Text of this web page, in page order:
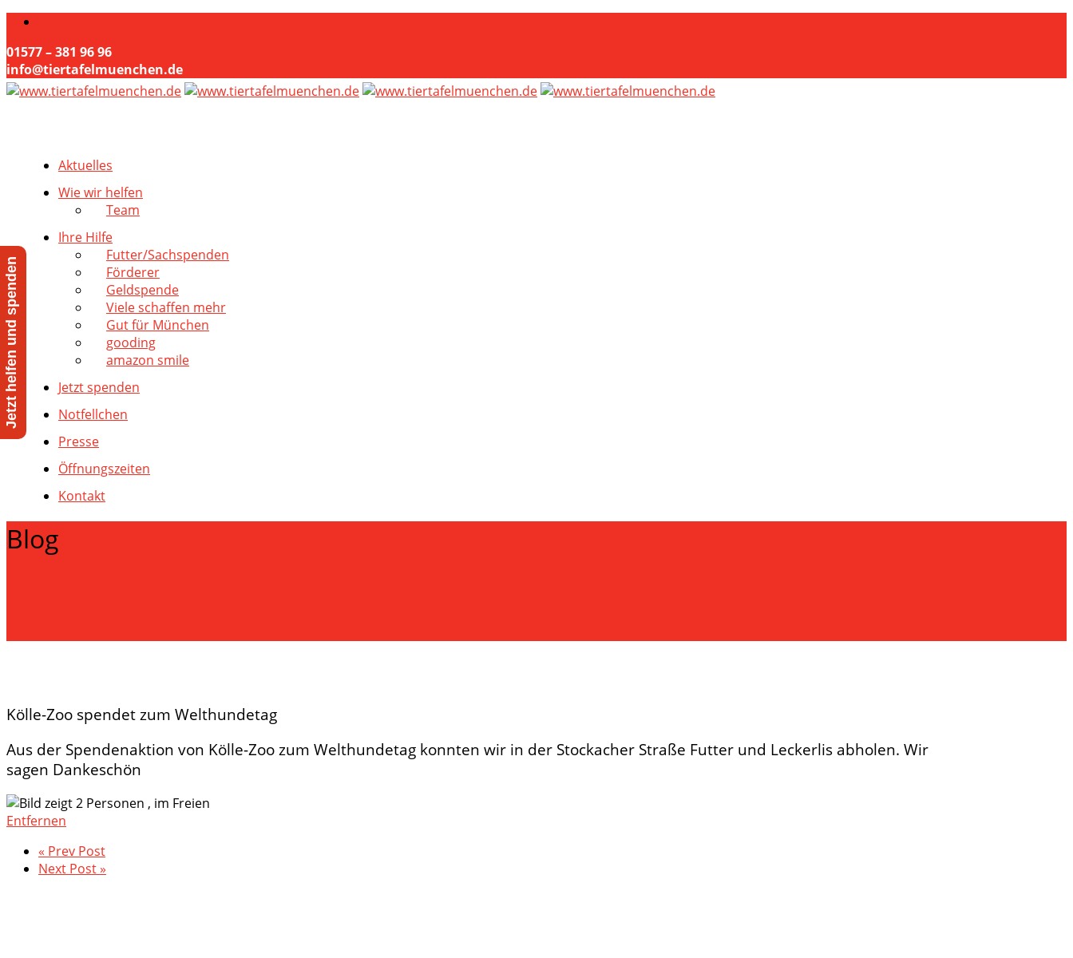
01577 – 381 96 96
info@tiertafelmuenchen.de
Aktuelles
Wie wir helfen
Team
Ihre Hilfe
Futter/Sachspenden
Förderer
Geldspende
Viele schaffen mehr
Gut für München
gooding
amazon smile
Jetzt spenden
Notfellchen
Presse
Öffnungszeiten
Kontakt
Blog
Kölle-Zoo spendet zum Welthundetag
Aus der Spendenaktion von Kölle-Zoo zum Welthundetag konnten wir in der Stockacher Straße Futter und Leckerlis abholen. Wir
sagen Dankeschön
Entfernen
« Prev Post
Next Post »
Jetzt helfen und spenden